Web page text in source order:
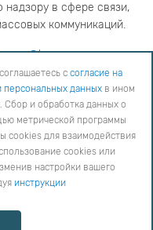
в сфере связи,
коммуникаций.
79-516
на обработку данных
покинуть сайт. Сбор и обработка
программы "Яндекс Метрика".
с вами. Вы можете согласиться на
изменив настройки вашего интернет-
с согласие на
персональных данных в ином
Сбор и обработка данных о
метрической программы
cookies для взаимодействия
cookies или
настройки вашего
инструкции